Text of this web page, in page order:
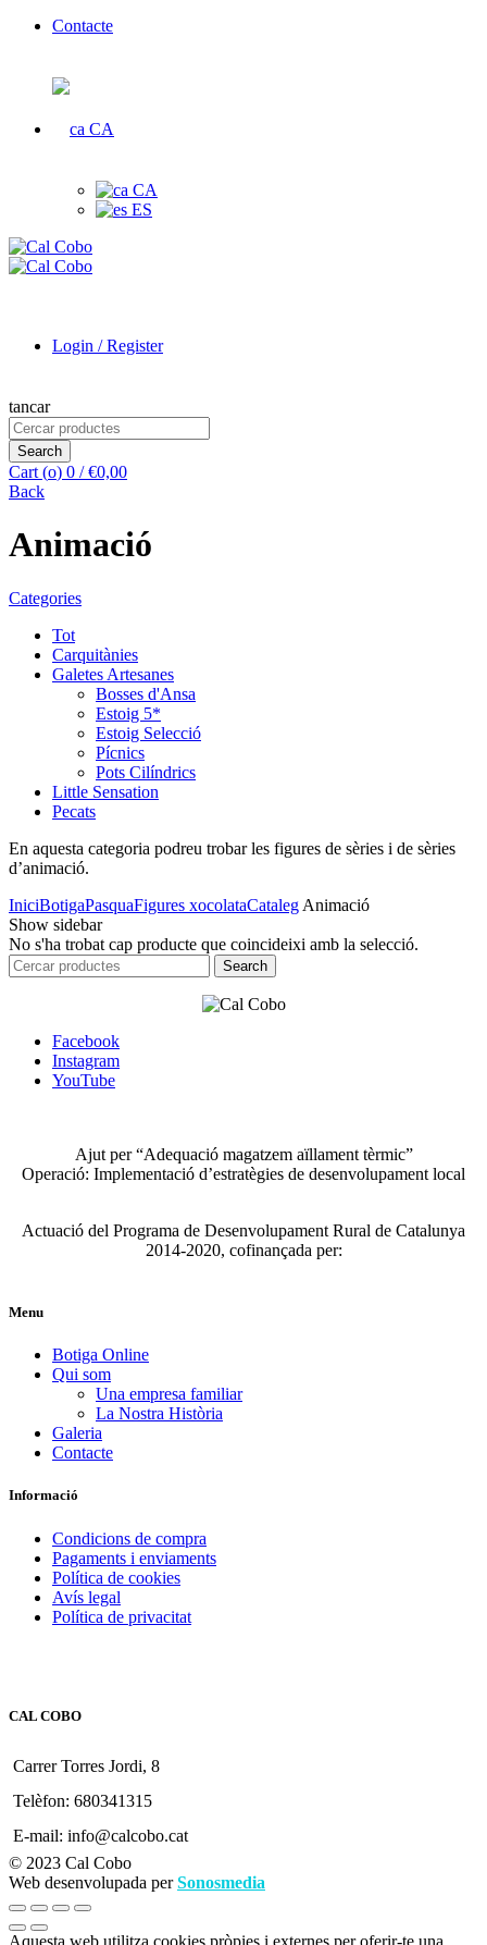
Contacte
CA
CA
ES
Login / Register
tancar
Search
for:
Search
Cart (o) 0 / €0,00
Back
Animació
Categories
Tot
Carquitànies
Galetes Artesanes
Bosses d'Ansa
Estoig 5*
Estoig Selecció
Pícnics
Pots Cilíndrics
Little Sensation
Pecats
En aquesta categoria podreu trobar les figures de sèries i de sèries
d’animació.
IniciBotigaPasquaFigures xocolataCataleg Animació
Show sidebar
No s'ha trobat cap producte que coincideixi amb la selecció.
Search
for:
Search
Facebook
Instagram
YouTube
Ajut per “Adequació magatzem aïllament tèrmic”
Operació: Implementació d’estratègies de desenvolupament local
Actuació del Programa de Desenvolupament Rural de Catalunya
2014-2020, cofinançada per:
Menu
Botiga Online
Qui som
Una empresa familiar
La Nostra Història
Galeria
Contacte
Informació
Condicions de compra
Pagaments i enviaments
Política de cookies
Avís legal
Política de privacitat
CAL COBO
Carrer Torres Jordi, 8
Telèfon: 680341315
E-mail: info@calcobo.cat
© 2023 Cal Cobo
Web desenvolupada perSonosmedia
Aquesta web utilitza cookies pròpies i externes per oferir-te una